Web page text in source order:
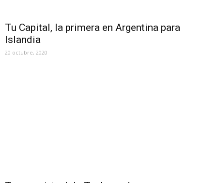
Tu Capital, la primera en Argentina para
Islandia
20 octubre, 2020